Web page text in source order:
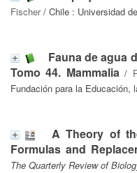
Fischer/ Chile : Universidad
Fauna de agua
Tomo 44. Mammalia/
Fundación para la Educación,
A Theory of
Formulas and
The Quarterly Review of